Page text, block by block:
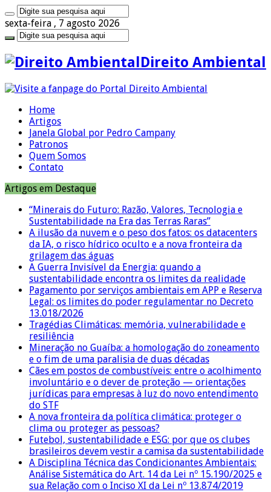
sexta-feira , 7 agosto 2026
Direito Ambiental
Home
Artigos
Janela Global por Pedro Campany
Patronos
Quem Somos
Contato
Artigos em Destaque
“Minerais do Futuro: Razão, Valores, Tecnologia e
Sustentabilidade na Era das Terras Raras”
A ilusão da nuvem e o peso dos fatos: os datacenters
da IA, o risco hídrico oculto e a nova fronteira da
grilagem das águas
A Guerra Invisível da Energia: quando a
sustentabilidade encontra os limites da realidade
Pagamento por serviços ambientais em APP e Reserva
Legal: os limites do poder regulamentar no Decreto
13.018/2026
Tragédias Climáticas: memória, vulnerabilidade e
resiliência
Mineração no Guaíba: a homologação do zoneamento
e o fim de uma paralisia de duas décadas
Cães em postos de combustíveis: entre o acolhimento
involuntário e o dever de proteção — orientações
jurídicas para empresas à luz do novo entendimento
do STF
A nova fronteira da política climática: proteger o
clima ou proteger as pessoas?
Futebol, sustentabilidade e ESG: por que os clubes
brasileiros devem vestir a camisa da sustentabilidade
A Disciplina Técnica das Condicionantes Ambientais:
Análise Sistemática do Art. 14 da Lei nº 15.190/2025 e
sua Relação com o Inciso XI da Lei nº 13.874/2019